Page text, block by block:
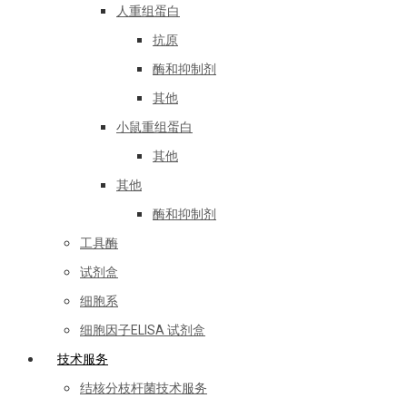
人重组蛋白
抗原
酶和抑制剂
其他
小鼠重组蛋白
其他
其他
酶和抑制剂
工具酶
试剂盒
细胞系
细胞因子ELISA 试剂盒
技术服务
结核分枝杆菌技术服务